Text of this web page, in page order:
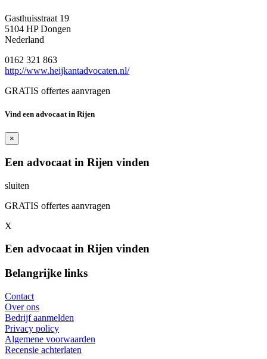
Gasthuisstraat 19
5104 HP Dongen
Nederland
0162 321 863
http://www.heijkantadvocaten.nl/
GRATIS offertes aanvragen
Vind een advocaat in Rijen
×
Een advocaat in Rijen vinden
sluiten
GRATIS offertes aanvragen
X
Een advocaat in Rijen vinden
Belangrijke links
Contact
Over ons
Bedrijf aanmelden
Privacy policy
Algemene voorwaarden
Recensie achterlaten